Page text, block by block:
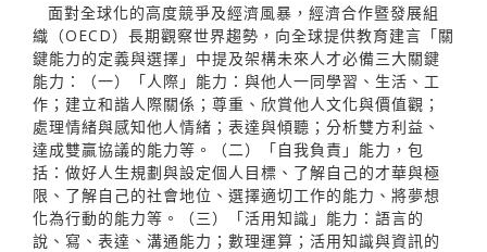
面對全球化的高度競爭及經濟風暴，經濟合作暨發展組
織（OECD）長期觀察世界趨勢，向全球提供教育建言「關
鍵能力的定義與選擇」中提及架構未來人才必備三大關鍵
能力：（一）「人際」能力：與他人一同學習、生活、工
作；建立和諧人際關係；尊重、欣賞他人文化與價值觀；
處理情緒與感知他人情緒；表達與傾聽；分析雙方利益、
達成雙贏協議的能力等。（二）「自我負責」能力，包
括：做好人生規劃與設定個人目標、了解自己的才華與極
限、了解自己的社會地位、選擇適切工作的能力、將夢想
化為行動的能力等。（三）「活用知識」能力：語言的
說、寫、表達、溝通能力；數理運算；活用知識與資訊的